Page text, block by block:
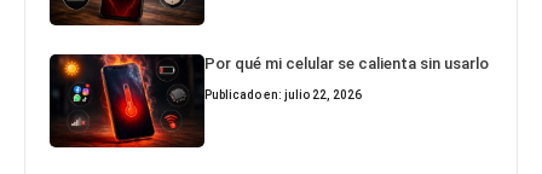
Por qué mi celular se calienta sin usarlo
Publicado en: julio 22, 2026